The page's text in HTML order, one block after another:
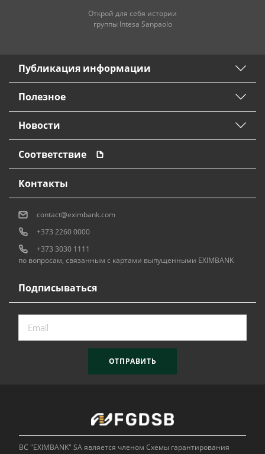
Открой для себя истории
группы Intesa Sanpaolo
Публикация информации
Полезное
Новости
Соответствие
Подписываться
ОТПРАВИТЬ
Контакты
contact@eximbank.com
+373 2260 0000
+373 3030 1111
по вопросам, связанным с картами выпущенными EXIMBANK
BC "EXIMBANK" SA является членом Схемы гарантирования